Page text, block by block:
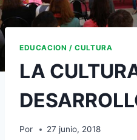
EDUCACION / CULTURA
LA
Por 27 junio, 2018